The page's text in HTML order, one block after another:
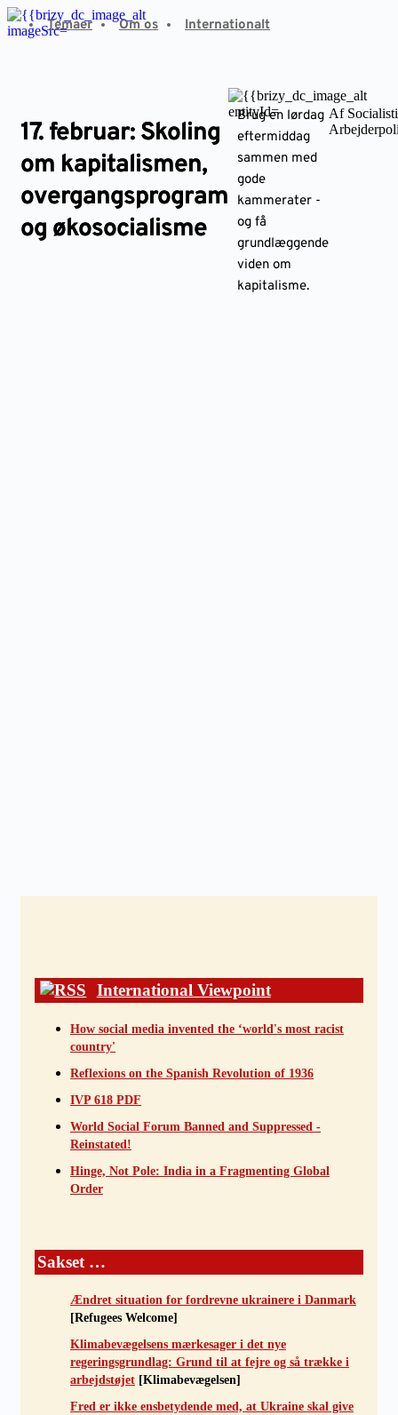
Fortsæt
til
Temaer Om os Internationalt
17. februar: Skoling
om kapitalismen,
overgangsprogram
og økosocialisme
Brug en lørdag
eftermiddag
sammen med
gode
kammerater -
og få
grundlæggende
viden om
kapitalisme.
Af
International Viewpoint
How social media invented the ‘world's most racist
country'
Reflexions on the Spanish Revolution of 1936
IVP 618 PDF
World Social Forum Banned and Suppressed -
Reinstated!
Hinge, Not Pole: India in a Fragmenting Global
Order
Sakset …
Ændret situation for fordrevne ukrainere i Danmark
[Refugees Welcome]
Klimabevægelsens mærkesager i det nye
regeringsgrundlag: Grund til at fejre og så trække i
arbejdstøjet [Klimabevægelsen]
Fred er ikke ensbetydende med, at Ukraine skal give